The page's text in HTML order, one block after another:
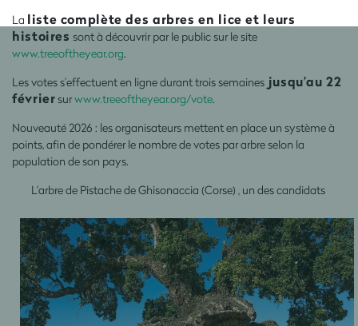
La liste complète des arbres en lice et leurs
histoires sont à découvrir par le public sur le site
www.treeoftheyear.org.
Les votes s’effectuent en ligne durant trois semaines jusqu’au 22
février surwww.treeoftheyear.org/vote.
Nouveauté 2026 : les organisateurs mettent en place un système à
points, afin de pondérer le nombre de votes par arbre selon la
population de son pays.
L'arbre de Pistache de Ghisonaccia (Corse) , un des candidats